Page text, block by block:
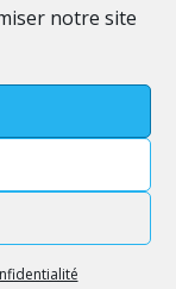
notre site
à toute
de
ou de